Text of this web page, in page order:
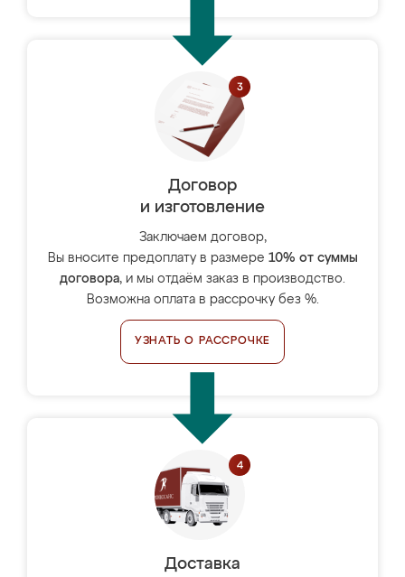
Договор
и изготовление
Заключаем договор,
Вы вносите предоплату в размере 10% от суммы
договора, и мы отдаём заказ в производство.
Возможна оплата в рассрочку без %.
УЗНАТЬ О РАССРОЧКЕ
Доставка